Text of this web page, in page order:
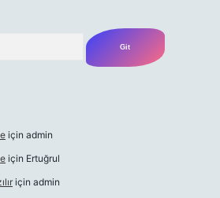
için admin
için Ertuğrul
için admin